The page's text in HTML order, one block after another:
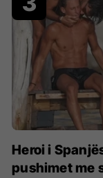
Heroi i
pushimet me